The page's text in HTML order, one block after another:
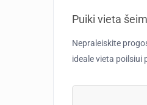
Puiki vieta
Nepraleiskite
ideale vieta poilsiui